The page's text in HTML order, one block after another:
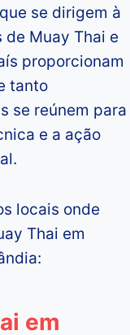
se dirigem à
Muay Thai e
proporcionam
tanto
se reúnem para
e a ação
locais onde
Thai em
em